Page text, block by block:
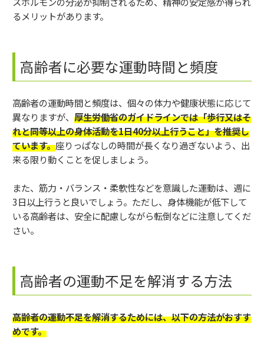
るメリットがあります。
高齢者に必要な運動時間と頻度
高齢者の運動時間と頻度は、個々の体力や健康状態に応じて
異なりますが、 厚生労働省のガイドラインでは「歩行又はそ
れと同等以上の身体活動を1日40分以上行うこと」を推奨し
ています。座りっぱなしの時間が長くなり過ぎないよう、出
来る限り動くことを促しましょう。
また、筋力・バランス・柔軟性などを意識した運動は、週に
3日以上行うと良いでしょう。ただし、身体機能が低下して
いる高齢者は、安全に配慮しながら転倒などに注意してくだ
さい。
高齢者の運動不足を解消する方法
高齢者の運動不足を解消するためには、以下の方法がおすす
めです。